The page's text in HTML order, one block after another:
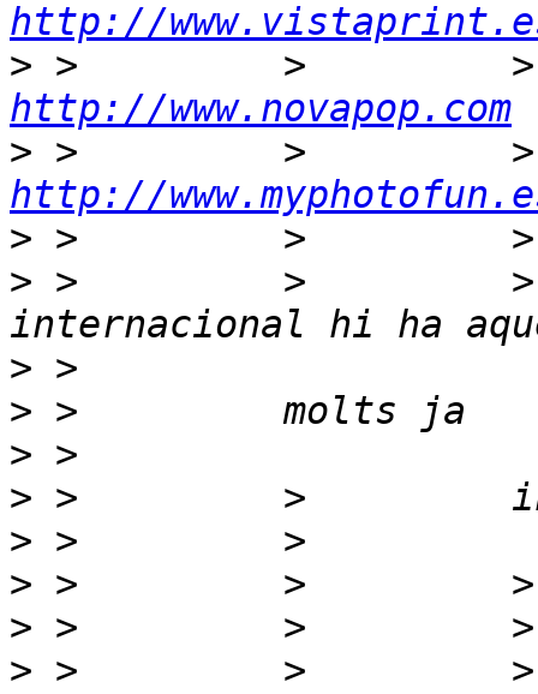
http://
>
http://www.novapop.com
>
http://
>
> >         >         >
>
>
>
>
>
>
>
> >         >         >